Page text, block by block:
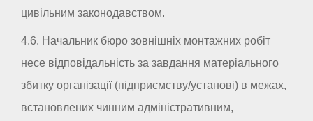
цивільним законодавством.
4.6. Начальник бюро зовнішніх монтажних робіт
несе відповідальність за завдання матеріального
збитку організації (підприємству/установі) в межах,
встановлених чинним адміністративним,